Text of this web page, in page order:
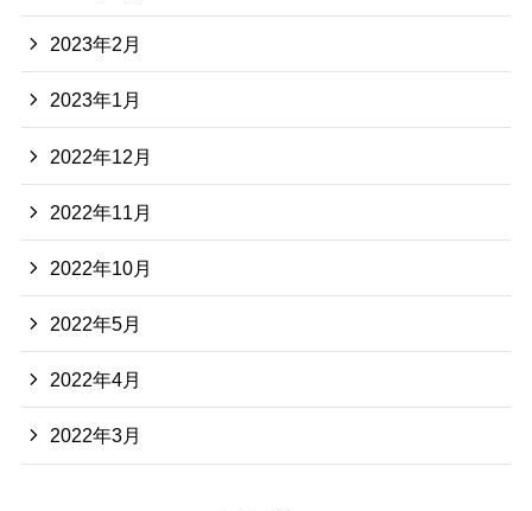
2023年2月
2023年1月
2022年12月
2022年11月
2022年10月
2022年5月
2022年4月
2022年3月